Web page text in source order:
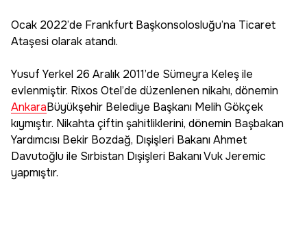
Ocak 2022’de Frankfurt Başkonsolosluğu’na Ticaret
Ataşesi olarak atandı.
Yusuf Yerkel 26 Aralık 2011’de Sümeyra Keleş ile
evlenmiştir. Rixos Otel’de düzenlenen nikahı, dönemin
AnkaraBüyükşehir Belediye Başkanı Melih Gökçek
kıymıştır. Nikahta çiftin şahitliklerini, dönemin Başbakan
Yardımcısı Bekir Bozdağ, Dışişleri Bakanı Ahmet
Davutoğlu ile Sırbistan Dışişleri Bakanı Vuk Jeremic
yapmıştır.